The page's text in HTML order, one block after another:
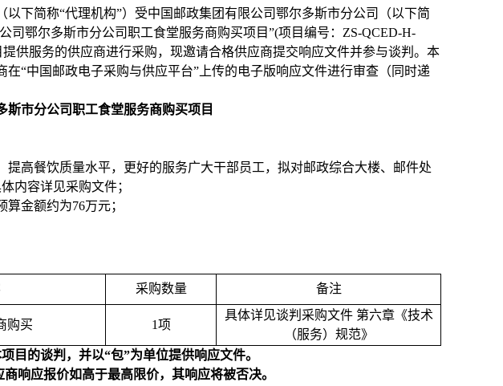
下简称“代理机构”）受中国邮政集团有限公司鄂尔多斯市分公司（以下简
司鄂尔多斯市分公司职工食堂服务商购买项目”(项目编号：ZS-QCED-H-
供服务的供应商进行采购，现邀请合格供应商提交响应文件并参与谈判。本
“中国邮政电子采购与供应平台”上传的电子版响应文件进行审查（同时递
市分公司职工食堂服务商购买项目
提高餐饮质量水平，更好的服务广大干部员工，拟对邮政综合大楼、邮件处
内容详见采购文件；
金额约为76万元；
采购数量 备注
购买 1项
具体详见谈判采购文件 第六章《技术
（服务）规范》
目的谈判，并以“包”为单位提供响应文件。
响应报价如高于最高限价，其响应将被否决。